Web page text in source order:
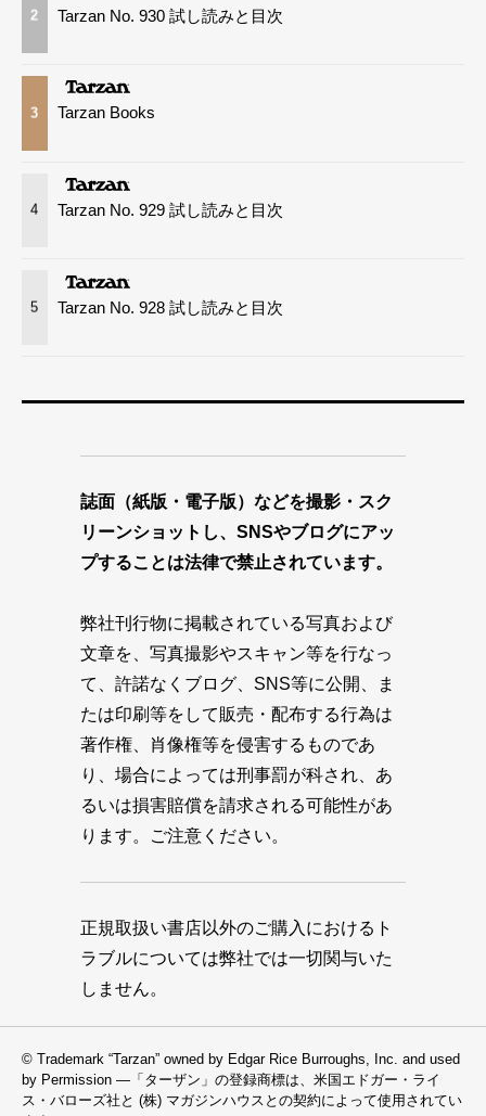
2 Tarzan No. 930 試し読みと目次
3 Tarzan Books
4 Tarzan No. 929 試し読みと目次
5 Tarzan No. 928 試し読みと目次
誌面（紙版・電子版）などを撮影・スク
リーンショットし、SNSやブログにアッ
プすることは法律で禁止されています。
弊社刊行物に掲載されている写真および
文章を、写真撮影やスキャン等を行なっ
て、許諾なくブログ、SNS等に公開、ま
たは印刷等をして販売・配布する行為は
著作権、肖像権等を侵害するものであ
り、場合によっては刑事罰が科され、あ
るいは損害賠償を請求される可能性があ
ります。ご注意ください。
正規取扱い書店以外のご購入におけるト
ラブルについては弊社では一切関与いた
しません。
© Trademark “Tarzan” owned by Edgar Rice Burroughs, Inc. and used
by Permission —「ターザン」の登録商標は、米国エドガー・ライ
ス・バローズ社と (株) マガジンハウスとの契約によって使用されてい